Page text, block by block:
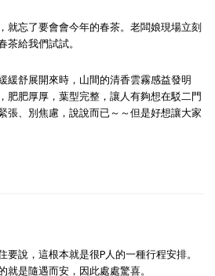
就忘了要會會今年的春茶。老闆娘現場立刻
茶給我們試試。
緩舒展開來時，山間的清香雲霧感益發明
肥肥厚厚，葉型完整，讓人有夠想在駁二門
張、別焦慮，說說而已～～但是好想讓大家
要說，這根本就是很P人的一種行程安排。
就是隨遇而安，因此處處驚喜。